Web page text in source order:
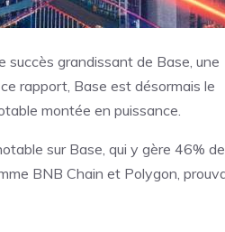
succès grandissant de Base, une
rapport, Base est désormais le
montée en puissance.
sur Base, qui y gère 46%
BNB Chain et Polygon,